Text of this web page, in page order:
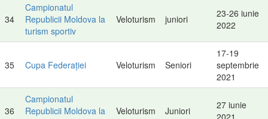
34
Campionatul
Republicii Moldova la
turism sportiv
Veloturism juniori
23-26 iunie
2022
35 Cupa Federației Veloturism Seniori
17-19
septembrie
2021
36
Campionatul
Republicii Moldova la
Veloturism Juniori
27 iunie
2021